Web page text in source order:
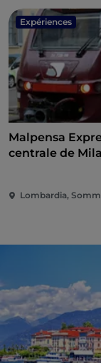
Expériences
Malpensa
centrale de
Lombardia,